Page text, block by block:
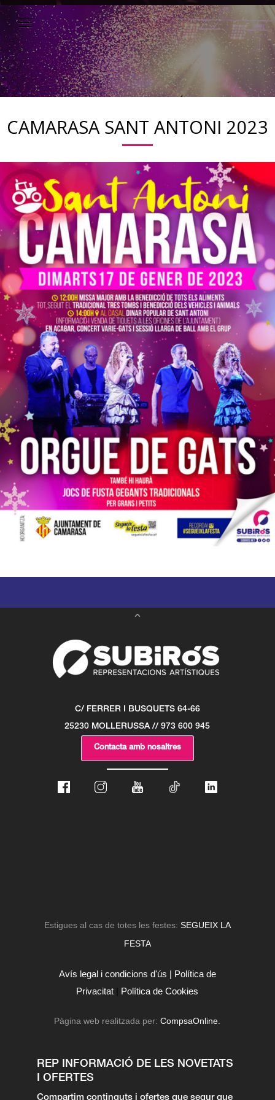
CAMARASA SANT ANTONI 2023
C/ FERRER I BUSQUETS 64-66
25230 MOLLERUSSA // 973 600 945
Contacta amb nosaltres
Estigues al cas de totes les festes: SEGUEIX LA
FESTA
Avís legal i condicions d'ús | Política de
Privacitat | Política de Cookies
Pàgina web realitzada per:CompsaOnline.
REP INFORMACIÓ DE LES NOVETATS
I OFERTES
Compartim continguts i ofertes que segur que